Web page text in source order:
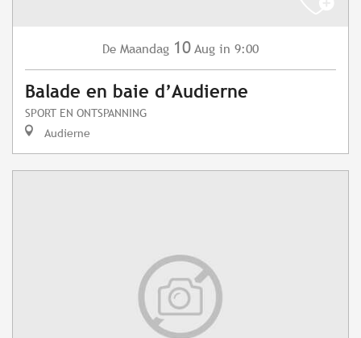
De Maandag 10 Aug in 9:00
Balade en baie d’Audierne
SPORT EN ONTSPANNING
Audierne